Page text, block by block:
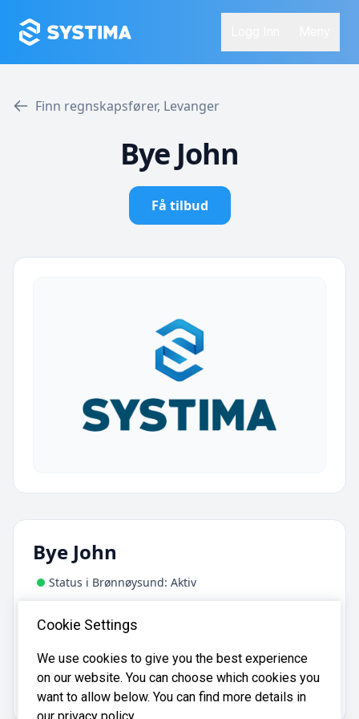
Finn regnskapsfører, Levanger
Bye John
Få tilbud
Bye John
Status i Brønnøysund: Aktiv
Børsåsvegen 37, 7609 Levanger
Bye John er registrert iBrønnøysundregistrenemed
organisasjonsnummer869256552.
Cookie Settings
We use cookies to give you the best experience
on our website. You can choose which cookies you
want to allow below. You can find more details in